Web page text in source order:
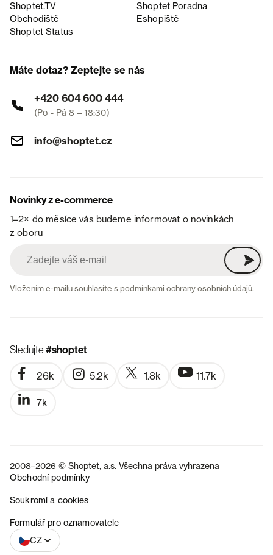
Shoptet.TV
Shoptet Poradna
Obchodiště
Eshopiště
Shoptet Status
Máte dotaz? Zeptejte se nás
+420 604 600 444
(Po - Pá 8 – 18:30)
info@shoptet.cz
Novinky z e-commerce
1–2× do měsíce vás budeme informovat o novinkách
z oboru
Vložením e-mailu souhlasíte spodmínkami ochrany osobních údajů.
Sledujte#shoptet
26k 5.2k 1.8k 11.7k
7k
2008–2026 © Shoptet, a.s. Všechna práva vyhrazena
Obchodní podmínky
Soukromí a cookies
Formulář pro oznamovatele
CZ